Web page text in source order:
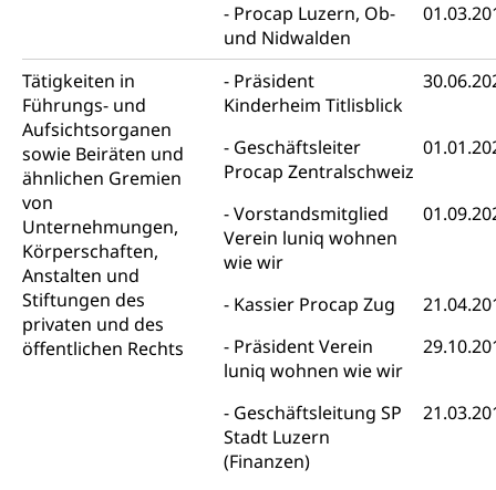
Procap Luzern, Ob-
und Nidwalden
Tätigkeiten in
Führungs- und
Aufsichtsorganen
sowie Beiräten und
ähnlichen Gremien
von
Unternehmungen,
Körperschaften,
Anstalten und
Stiftungen des
privaten und des
öffentlichen Rechts
Präsident
Kinderheim Titlisblick
Geschäftsleiter
Procap Zentralschweiz
Vorstandsmitglied
Verein luniq wohnen
wie wir
Kassier Procap Zug
Präsident Verein
luniq wohnen wie wir
Geschäftsleitung SP
Stadt Luzern
(Finanzen)
Gleichstellung Menschen mit
Behinderungen
Schlichtungsbehörde Gleichstellung
Bezirksgerichte: Aufgaben und Verfahren
Kosten im Zivilprozess
Betreibung und Konkurs
Bankrott, Schulden, Zahlungsunfähigkeit, Pfändung
Schulden (gruezi.lu.ch)
Betreibungsämter
Betreibungsverfahren
Konkursämter
Demokratie
Regierungsform, Stimm- und Wahlrecht,
Stimmrecht, Abstimmungen, Wahlen, politische
Parteien, Grundfreiheiten, Pluralismus
Volksrechte
Kantonale Steuern
Finanzausgleich, Einkommenssteuer, Kopfsteuer,
Personalsteuer, Haushaltssteuer, Vermögenssteuer,
Verrechnungssteuer, Quellensteuer,
Grundstückgewinnsteuer, Liegenschaftssteuer,
Handänderungssteuer, Grundsteuer, Kirchensteuer,
Gewerbesteuer, Vergnügungssteuer,
Reklameplakatsteuer, Verkehrssteuer,
Erbschaftssteuer, Schenkungssteuer, Gewinn- und